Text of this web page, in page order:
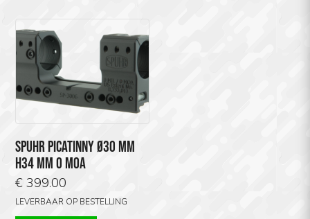
SPUHR PICATINNY Ø30 MM
H34 MM O MOA
€ 399.00
LEVERBAAR OP BESTELLING